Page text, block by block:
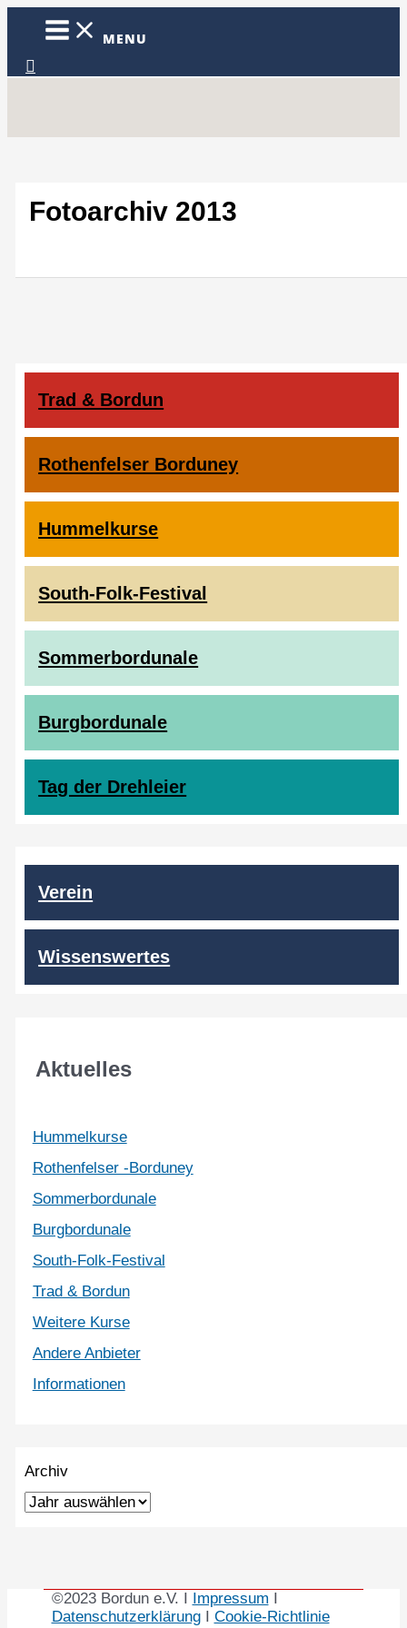
MENU
Suchen
Trad & Bordun
Rothenfelser Borduney
Hummelkurse
South-Folk-Festival
Sommerbordunale
Burgbordunale
Tag der Drehleier
Verein
Wissenswertes
Aktuelles
Hummelkurse
Rothenfelser -Borduney
Sommerbordunale
Burgbordunale
South-Folk-Festival
Trad & Bordun
Weitere Kurse
Andere Anbieter
Informationen
Archiv
Fotoarchiv 2013
©2023 Bordun e.V. I Impressum I
DatenschutzerklärungI Cookie-Richtlinie